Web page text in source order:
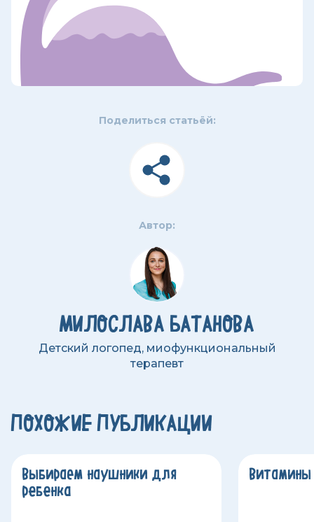
Поделиться статьёй:
Автор:
МИЛОСЛАВА БАТАНОВА
Детский логопед, миофункциональный
терапевт
ПОХОЖИЕ ПУБЛИКАЦИИ
Выбираем наушники для
ребенка